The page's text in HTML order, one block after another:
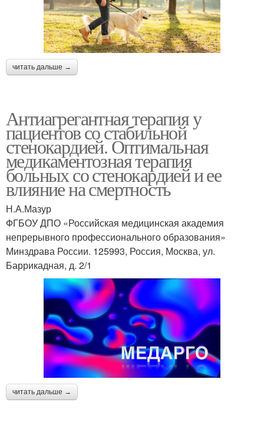
читать дальше →
Антиагрегантная терапия у
пациентов со стабильной
стенокардией. Оптимальная
медикаментозная терапия
больных со стенокардией и ее
влияние на смертность
Н.А.Мазур
ФГБОУ ДПО «Российская медицинская академия
непрерывного профессионального образования»
Минздрава России. 125993, Россия, Москва, ул.
Баррикадная, д. 2/1
читать дальше →